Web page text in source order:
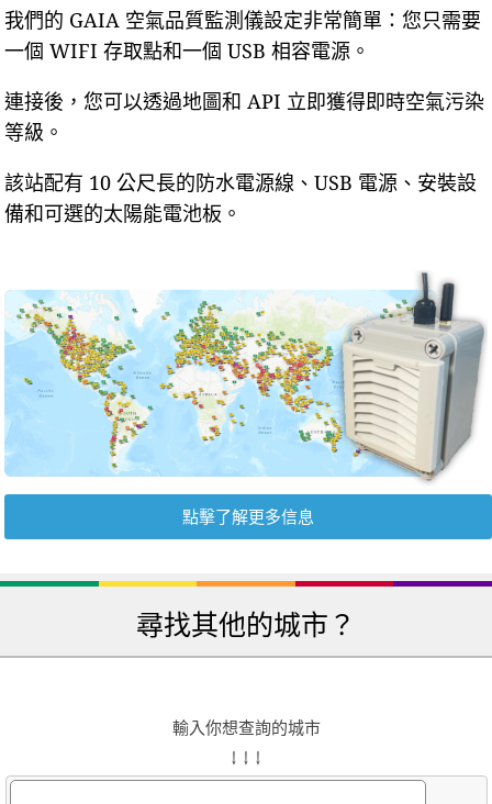
我們的 GAIA 空氣品質監測儀設定非常簡單：您只需要
一個 WIFI 存取點和一個 USB 相容電源。
連接後，您可以透過地圖和 API 立即獲得即時空氣污染
等級。
該站配有 10 公尺長的防水電源線、USB 電源、安裝設
備和可選的太陽能電池板。
點擊了解更多信息
尋找其他的城市？
輸入你想查詢的城市
↓ ↓ ↓